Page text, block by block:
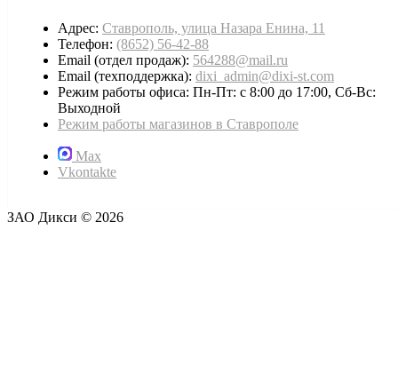
Адрес: Ставрополь, улица Назара Енина, 11
Телефон: (8652) 56-42-88
Email (отдел продаж): 564288@mail.ru
Email (техподдержка): dixi_admin@dixi-st.com
Режим работы офиса: Пн-Пт: с 8:00 до 17:00, Сб-Вс:
Выходной
Режим работы магазинов в Ставрополе
Max
Vkontakte
ЗАО Дикси © 2026